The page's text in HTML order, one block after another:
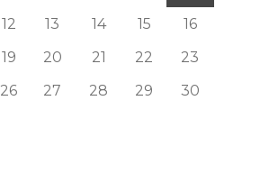
12 13 14 15
16
19 20 21 22
23
26 27 28 29
30